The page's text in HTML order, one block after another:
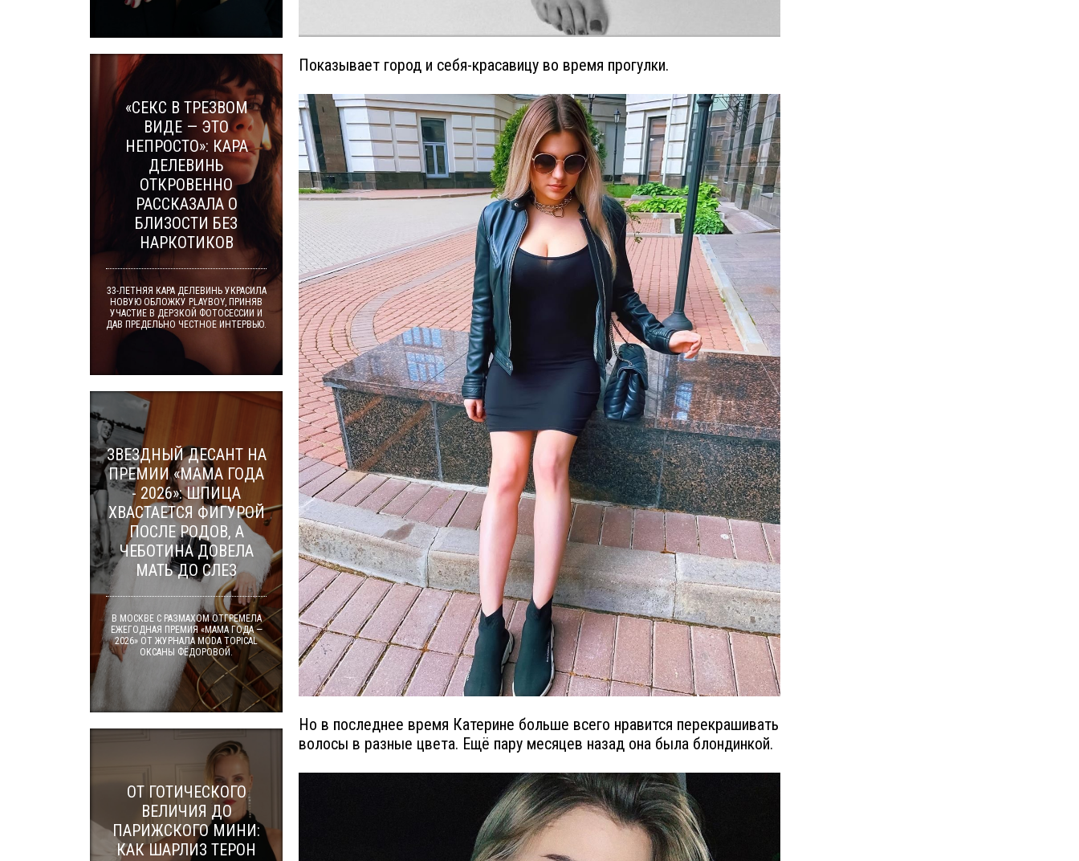
Показывает город и себя-красавицу во время прогулки.
Но в последнее время Катерине больше всего нравится перекрашивать
волосы в разные цвета. Ещё пару месяцев назад она была блондинкой.
«СЕКС В ТРЕЗВОМ
ВИДЕ — ЭТО
НЕПРОСТО»: КАРА
ДЕЛЕВИНЬ
ОТКРОВЕННО
РАССКАЗАЛА О
БЛИЗОСТИ БЕЗ
НАРКОТИКОВ
33-ЛЕТНЯЯ КАРА ДЕЛЕВИНЬ УКРАСИЛА
НОВУЮ ОБЛОЖКУ PLAYBOY, ПРИНЯВ
УЧАСТИЕ В ДЕРЗКОЙ ФОТОСЕССИИ И
ДАВ ПРЕДЕЛЬНО ЧЕСТНОЕ ИНТЕРВЬЮ.
ЗВЕЗДНЫЙ ДЕСАНТ НА
ПРЕМИИ «МАМА ГОДА
- 2026»: ШПИЦА
ХВАСТАЕТСЯ ФИГУРОЙ
ПОСЛЕ РОДОВ, А
ЧЕБОТИНА ДОВЕЛА
МАТЬ ДО СЛЕЗ
В МОСКВЕ С РАЗМАХОМ ОТГРЕМЕЛА
ЕЖЕГОДНАЯ ПРЕМИЯ «МАМА ГОДА —
2026» ОТ ЖУРНАЛА MODA TOPICAL
ОКСАНЫ ФЁДОРОВОЙ.
ОТ ГОТИЧЕСКОГО
ВЕЛИЧИЯ ДО
ПАРИЖСКОГО МИНИ:
КАК ШАРЛИЗ ТЕРОН